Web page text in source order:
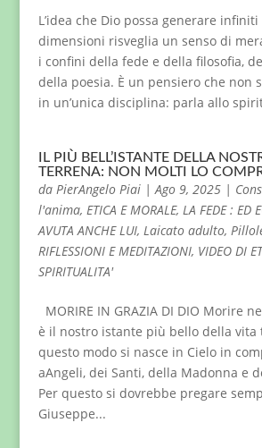
L’idea che Dio possa generare
dimensioni risveglia un senso di
i confini della fede e della filosofia,
della poesia. È un pensiero che non
in un’unica disciplina: parla allo
IL PIÙ BELL’ISTANTE DELLA
TERRENA: NON MOLTI LO
da PierAngelo Piai|Ago 9, 2025|
l'anima, ETICA E MORALE, LA FEDE : ED
AVUTA ANCHE LUI, Laicato adulto,
RIFLESSIONI E MEDITAZIONI, VIDEO DI
SPIRITUALITA'
MORIRE IN GRAZIA DI DIO Morire
è il nostro istante più bello della vita
questo modo si nasce in Cielo in
aAngeli, dei Santi, della Madonna e
Per questo si dovrebbe pregare
Giuseppe...